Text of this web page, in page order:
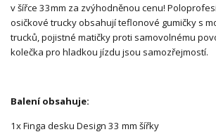
v šířce 33mm za zvýhodněnou cenu!
osičkové trucky obsahují teflonové gumičky s
trucků, pojistné matičky proti samovolnému
kolečka pro hladkou jízdu jsou samozřejmostí.
Balení obsahuje:
1x Finga desku Design 33 mm šířky